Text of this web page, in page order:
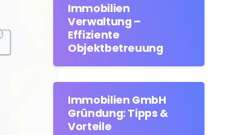
Immobilien
Verwaltung –
Effiziente
Objektbetreuung
Immobilien GmbH
Gründung: Tipps &
Vorteile